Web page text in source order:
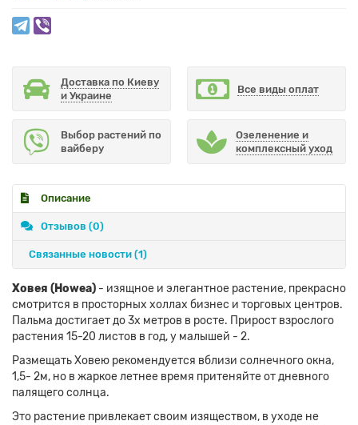
Доставка по Киеву
и Украине
Все виды оплат
Выбор растений по
вайберу
Озеленение и
комплексный уход
Описание
Отзывов (0)
Связанные новости (1)
Ховея (Howea) - изящное и элегантное растение, прекрасно
смотрится в просторных холлах бизнес и торговых центров.
Пальма достигает до 3х метров в росте. Прирост взрослого
растения 15-20 листов в год, у малышей - 2.
Размещать Ховею рекомендуется вблизи солнечного окна,
1,5- 2м, но в жаркое летнее время притеняйте от дневного
палящего солнца.
Это растение привлекает своим изяществом, в уходе не